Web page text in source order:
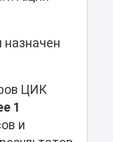
назначен
ЦИК
1
и